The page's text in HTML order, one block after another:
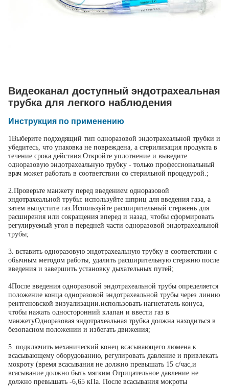
Видеоканал доступный эндотрахеальная
трубка для легкого наблюдения
Инструкция по применению
1Выберите подходящий тип одноразовой эндотрахеальной трубки и
убедитесь, что упаковка не повреждена, а стерилизация продукта в
течение срока действия.Откройте уплотнение и выведите
одноразовую эндотрахеальную трубку - только профессиональный
врач может работать в соответствии со стерильной процедурой.;
2.Проверьте манжету перед введением одноразовой
эндотрахеальной трубы: используйте шприц для введения газа, а
затем выпустите газ.Используйте расширительный стержень для
расширения или сокращения вперед и назад, чтобы сформировать
регулируемый угол в передней части одноразовой эндотрахеальной
трубы;
3. вставить одноразовую эндотрахеальную трубку в соответствии с
обычным методом работы, удалить расширительную стержню после
введения и завершить установку дыхательных путей;
4После введения одноразовой эндотрахеальной трубы определяется
положение конца одноразовой эндотрахеальной трубы через линию
рентгеновской визуализации.использовать нагнетатель конуса,
чтобы нажать односторонний клапан и ввести газ в
манжетуОдноразовая эндотрахеальная трубка должна находиться в
безопасном положении и избегать движения;
5. подключить механический конец всасывающего люмена к
всасывающему оборудованию, регулировать давление и привлекать
мокроту (время всасывания не должно превышать 15 с/час,и
всасывание должно быть мягким.Отрицательное давление не
должно превышать -6,65 кПа. После всасывания мокроты